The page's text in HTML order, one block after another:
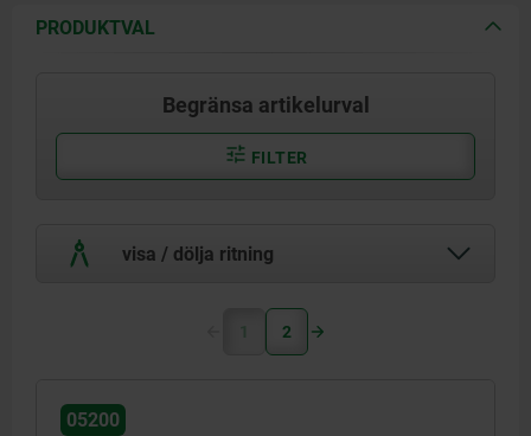
PRODUKTVAL
Begränsa artikelurval
FILTER
visa / dölja ritning
1 2
05200